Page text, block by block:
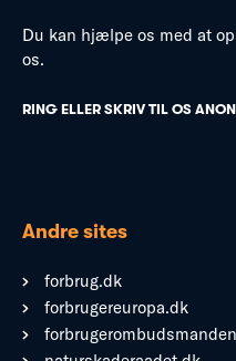
Du kan hjælpe os med at
os.
RING ELLER SKRIV TIL OS
Andre sites
forbrug.dk
forbrugereuropa.dk